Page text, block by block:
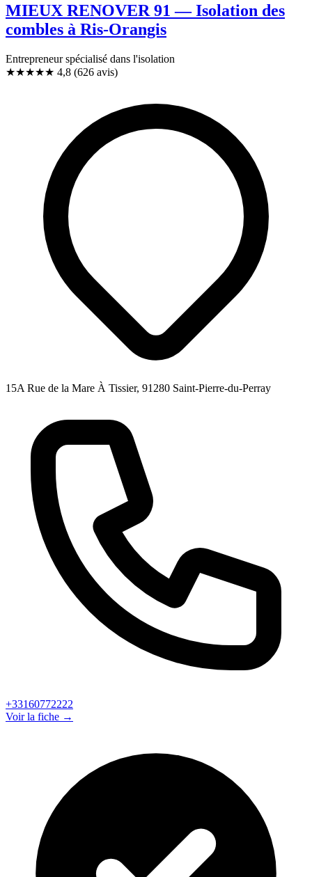
MIEUX RENOVER 91 — Isolation des
combles à Ris-Orangis
Entrepreneur spécialisé dans l'isolation
★★★★★ 4,8 (626 avis)
15A Rue de la Mare À Tissier, 91280 Saint-Pierre-du-Perray
+33160772222
Voir la fiche →